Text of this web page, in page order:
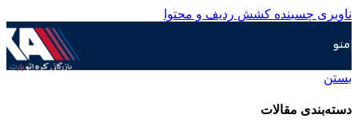
ناوبری چسبنده کشش ردیف و محتوا
منو
بستن
دسته‌بندی مقالات